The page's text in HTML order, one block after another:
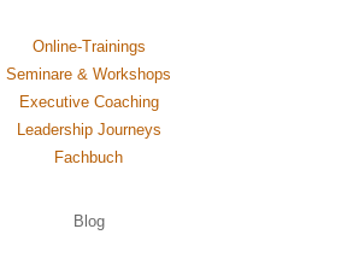
Online-Trainings
Seminare & Workshops
Executive Coaching
Leadership Journeys
Fachbuch
Blog